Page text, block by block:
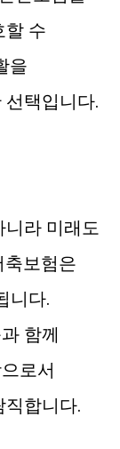
할 수
을
택입니다.
라 미래도
보험은
니다.
함께
로서
합니다.